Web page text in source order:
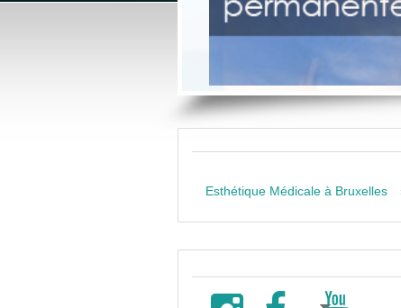
Esthétique Médicale à Bruxelles